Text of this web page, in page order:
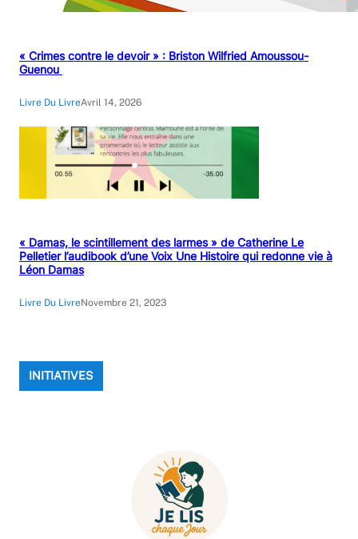
« Crimes contre le devoir » : Briston Wilfried Amoussou-
Guenou
Livre Du LivreAvril 14, 2026
« Damas, le scintillement des larmes » de Catherine Le
Pelletier l’audibook d’une Voix Une Histoire qui redonne vie à
Léon Damas
Livre Du LivreNovembre 21, 2023
INITIATIVES